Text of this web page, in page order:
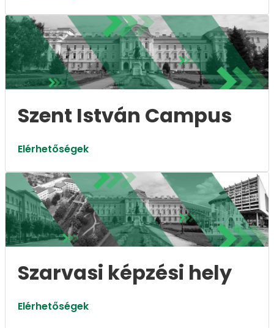
Szent István Campus
Elérhetőségek
Szarvasi képzési hely
Elérhetőségek